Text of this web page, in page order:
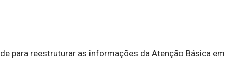
para reestruturar as informações da Atenção Básica em